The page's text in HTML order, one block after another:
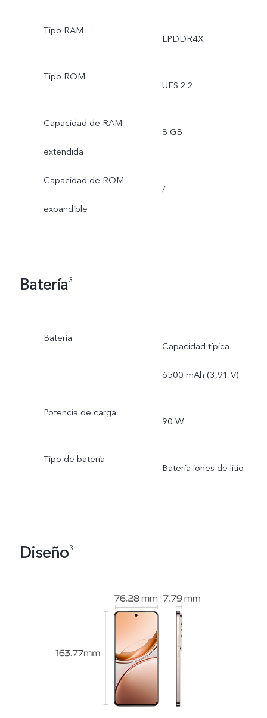
Tipo RAM
LPDDR4X
Tipo ROM
UFS 2.2
Capacidad de RAM
extendida
8 GB
Capacidad de ROM
expandible
/
Batería3
Batería
Capacidad típica:
6500 mAh (3,91 V)
Potencia de carga
90 W
Tipo de batería
Batería iones de litio
Diseño3